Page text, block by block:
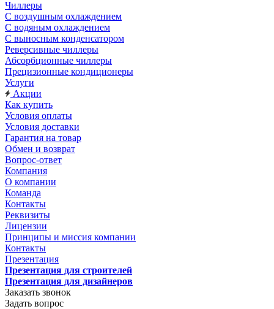
Чиллеры
С воздушным охлаждением
С водяным охлаждением
С выносным конденсатором
Реверсивные чиллеры
Абсорбционные чиллеры
Прецизионные кондиционеры
Услуги
Акции
Как купить
Условия оплаты
Условия доставки
Гарантия на товар
Обмен и возврат
Вопрос-ответ
Компания
О компании
Команда
Контакты
Реквизиты
Лицензии
Принципы и миссия компании
Контакты
Презентация
Презентация для строителей
Презентация для дизайнеров
Заказать звонок
Задать вопрос